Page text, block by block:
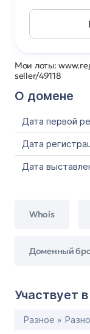
Мои лоты:
seller/49118
О домене
Дата первой
Дата
Дата
Whois
Доменный
Участвует
Разное »